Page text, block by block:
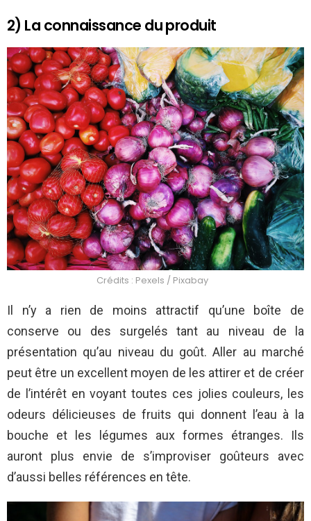
2) La connaissance du produit
Crédits : Pexels / Pixabay
Il n’y a rien de moins attractif qu’une boîte de
conserve ou des surgelés tant au niveau de la
présentation qu’au niveau du goût. Aller au marché
peut être un excellent moyen de les attirer et de créer
de l’intérêt en voyant toutes ces jolies couleurs, les
odeurs délicieuses de fruits qui donnent l’eau à la
bouche et les légumes aux formes étranges. Ils
auront plus envie de s’improviser goûteurs avec
d’aussi belles références en tête.